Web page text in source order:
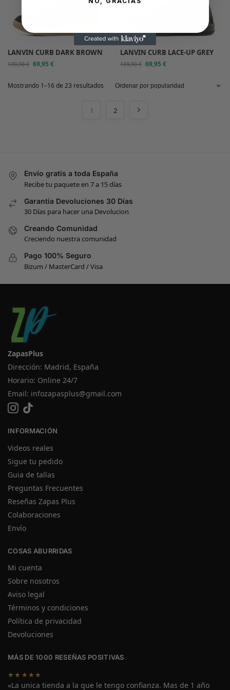
LANVIN CURB DARK BROWN
139,90€ 69,95€
LANVIN CURB LACE-UP GREY
139,90€ 69,95€
Mostrando 1–16 de 23 resultados
1 2
Envío gratis a toda España
Recibe tu paquete en 7 a 15 días
Garantia Devoluciones 30 Días
30 Días para hacer una Devolucion
Creando Comunidad
Creciendo nuestra comunidad
Pago 100% Seguro
Bizum / MasterCard / Visa
ZapasPlus
Dirección: Madrid, España
Horario: Online 24/7
Email: infozapasplus@gmail.com
INFORMACIÓN
Videos reales
Sigue tu pedido
Guia de tallas
Preguntas Frecuentes
Reseñas Zapas Plus
Colaboraciones
Envío
COSAS ABURRIDAS
Mi cuenta
Sobre nosotros
Aviso legal
Términos y condiciones
Política de privacidad
Devoluciones
MÁS DE 1000 RESEÑAS POSITIVAS
★★★★★
«La unica tienda a la que le tengo confianza. Mas de 1 año